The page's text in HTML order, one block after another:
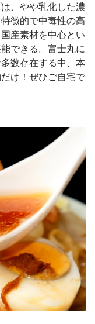
、やや乳化した濃
徴的で中毒性の高
産素材を中心とい
できる。富士丸に
数存在する中、本
け！ぜひご自宅で